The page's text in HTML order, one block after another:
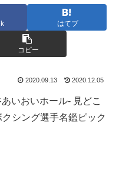
はてブ
コピー
2020.09.13 2020.12.05
いおいホール- 見どこ
シング選手名鑑ピック